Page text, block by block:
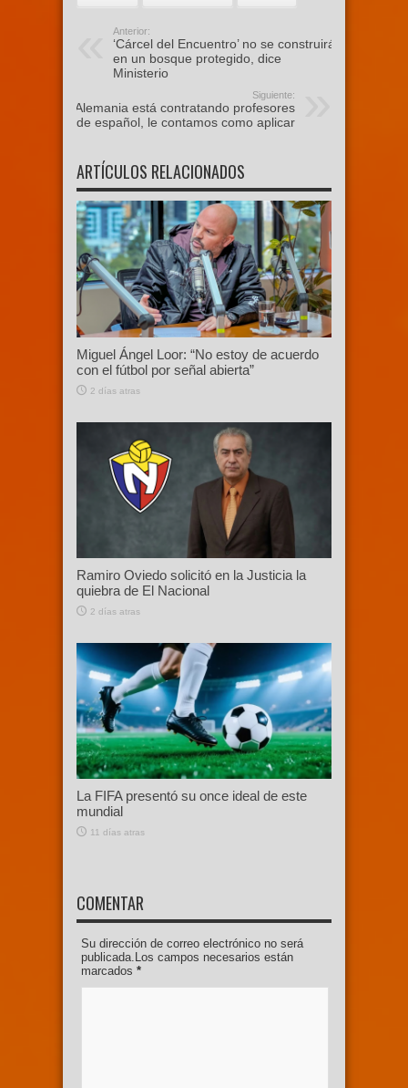
Anterior:
‘Cárcel del Encuentro’ no se construirá
en un bosque protegido, dice
Ministerio
Siguiente:
Alemania está contratando profesores
de español, le contamos como aplicar
ARTÍCULOS RELACIONADOS
Miguel Ángel Loor: “No estoy de acuerdo
con el fútbol por señal abierta”
2 días atras
Ramiro Oviedo solicitó en la Justicia la
quiebra de El Nacional
2 días atras
La FIFA presentó su once ideal de este
mundial
11 días atras
COMENTAR
Su dirección de correo electrónico no será
publicada.Los campos necesarios están
marcados *